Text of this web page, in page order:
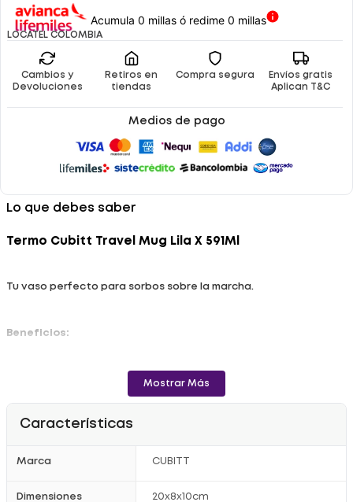
Acumula 0 millas ó redime 0 millas
LOCATEL COLOMBIA
Cambios y
Devoluciones
Retiros en
tiendas
Compra segura
Envíos gratis
Aplican T&C
Medios de pago
Lo que debes saber
Termo Cubitt Travel Mug Lila X 591Ml
Tu vaso perfecto para sorbos sobre la marcha.
Beneficios:
- El Cubitt Travel Mug cuenta con aislamiento al vacío y
tapa hermética para café o té.
Mostrar Más
Características
Marca CUBITT
Dimensiones 20x8x10cm